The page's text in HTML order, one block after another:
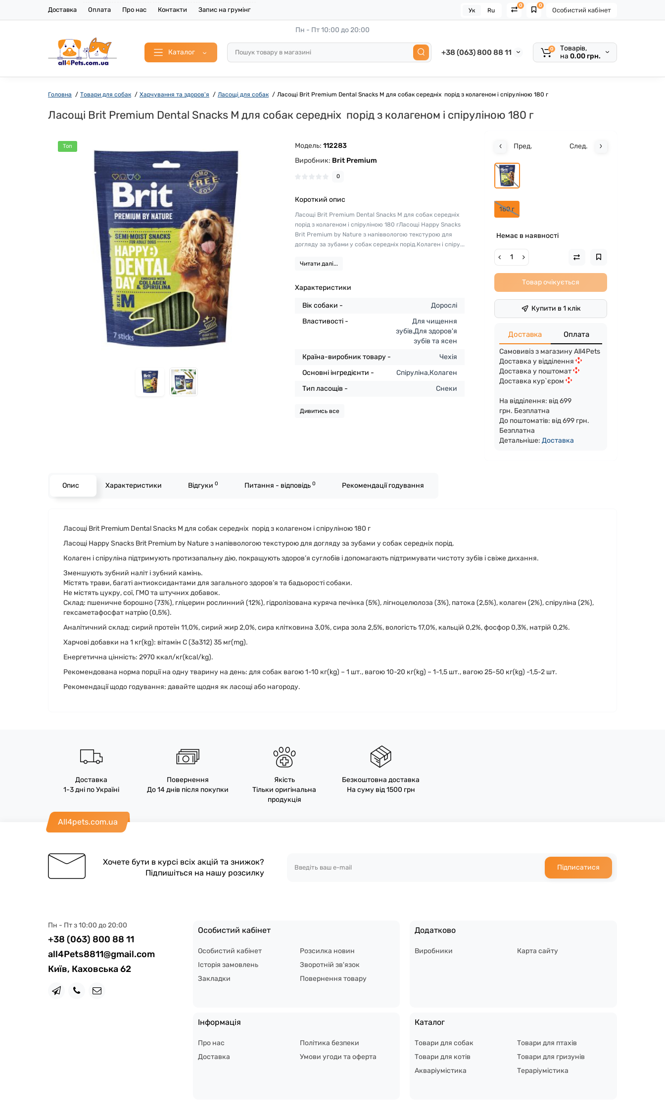
Доставка Оплата Про нас Контакти Запис на грумінг Особистий кабінет
0
0
Ук Ru
Каталог
Пн - Пт 10:00 до 20:00
+38 (063) 800 88 11 0
Товарів,
на 0.00 грн.
Головна Товари для собак Харчування та здоров'я Ласощі для собак Ласощі Brit Premium Dental Snacks M для cобак середніх порід з колагеном і спіруліною 180 г
Ласощі Brit Premium Dental Snacks M для cобак середніх порід з колагеном і спіруліною 180 г
Топ Модель:112283
Виробник: Brit Premium
0
Короткий опис
Ласощі Brit Premium Dental Snacks M для cобак середніх
порід з колагеном і спіруліною 180 гЛасощі Happy Snacks
Brit Premium by Nature з напіввологою текстурою для
догляду за зубами у собак середніх порід.Колаген і спіру...
Читати далі...
Характеристики
Вік собаки -
Дорослі
Властивості -
Для чищення
зубів,Для здоров'я
зубів та ясен
Країна-виробник товару -
Чехія
Основні інгредієнти -
Спіруліна,Колаген
Тип ласощів -
Снеки
Дивитись все
Пред. След.
180 г
Немає в наявності
Товар очікується
Купити в 1 клік
Доставка Оплата
Самовивіз з магазину All4Pets
Доставка у відділення
Доставка у поштомат
Доставка кур`єром
На відділення: від 699
грн. Безплатна
До поштоматів: від 699 грн.
Безплатна
Детальніше:Доставка
Опис Характеристики Відгуки 0 Питання - відповідь 0 Рекомендації годування
Ласощі Brit Premium Dental Snacks M для cобак середніх порід з колагеном і спіруліною 180 г
Ласощі Happy Snacks Brit Premium by Nature з напіввологою текстурою для догляду за зубами у собак середніх порід.
Колаген і спіруліна підтримують протизапальну дію, покращують здоров’я суглобів і допомагають підтримувати чистоту зубів і свіже дихання.
Зменшують зубний наліт і зубний камінь.
Містять трави, багаті антиоксидантами для загального здоров’я та бадьорості собаки.
Не містять цукру, сої, ГМО та штучних добавок.
Склад: пшеничне борошно (73%), гліцерин рослинний (12%), гідролізована куряча печінка (5%), лігноцелюлоза (3%), патока (2,5%), колаген (2%), спіруліна (2%),
гексаметафосфат натрію (0,5%).
Аналітичний склад: сирий протеїн 11,0%, сирий жир 2,0%, сира клітковина 3,0%, сира зола 2,5%, вологість 17,0%, кальцій 0,2%, фосфор 0,3%, натрій 0,2%.
Харчові добавки на 1 кг(kg): вітамін C (3a312) 35 мг(mg).
Енергетична цінність: 2970 ккал/кг(kсal/kg).
Рекомендована норма порції на одну тварину на день: для собак вагою 1-10 кг(kg) – 1 шт., вагою 10-20 кг(kg) – 1-1,5 шт., вагою 25-50 кг(kg) -1,5-2 шт.
Рекомендації щодо годування: давайте щодня як ласощі або нагороду.
Доставка
1-3 дні по Україні
Повернення
До 14 днів після покупки
Якість
Тільки оригінальна
продукція
Безкоштовна доставка
На суму від 1500 грн
All4pets.com.ua
Хочете бути в курсі всіх акцій та знижок?
Підпишіться на нашу розсилку
Підписатися
Пн - Пт з 10:00 до 20:00
+38 (063) 800 88 11
all4Pets8811@gmail.com
Київ, Каховська 62
Особистий кабінет
Особистий кабінет
Історія замовлень
Закладки
Розсилка новин
Зворотній зв'язок
Повернення товару
Додатково
Виробники Карта сайту
Інформація
Про нас
Доставка
Політика безпеки
Умови угоди та оферта
Каталог
Товари для собак
Товари для котів
Акваріумістика
Товари для птахів
Товари для гризунів
Тераріумістика